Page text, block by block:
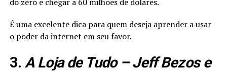
É uma excelente dica para quem deseja aprender a usar
o poder da internet em seu favor.
3. A Loja de Tudo – Jeff Bezos e